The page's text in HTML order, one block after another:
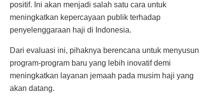
positif. Ini akan menjadi salah satu cara untuk
meningkatkan kepercayaan publik terhadap
penyelenggaraan haji di Indonesia.
Dari evaluasi ini, pihaknya berencana untuk menyusun
program-program baru yang lebih inovatif demi
meningkatkan layanan jemaah pada musim haji yang
akan datang.